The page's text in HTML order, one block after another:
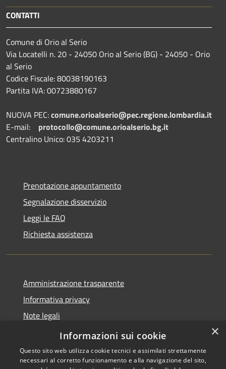
CONTATTI
Comune di Orio al Serio
Via Locatelli n. 20 - 24050 Orio al Serio (BG) - 24050 - Orio
al Serio
Codice Fiscale: 80038190163
Partita IVA: 00723880167
NUOVA PEC:comune.orioalserio@pec.regione.lombardia.it
E-mail: protocollo@comune.orioalserio.bg.it
Centralino Unico: 035 4203211
Prenotazione appuntamento
Segnalazione disservizio
Leggi le FAQ
Richiesta assistenza
Amministrazione trasparente
Informativa privacy
Note legali
Dichiarazione di accessibilità
×
Informazioni sui cookie
Questo sito web utilizza cookie tecnici e assimilati strettamente
necessari al corretto funzionamento e alla navigazione del sito,